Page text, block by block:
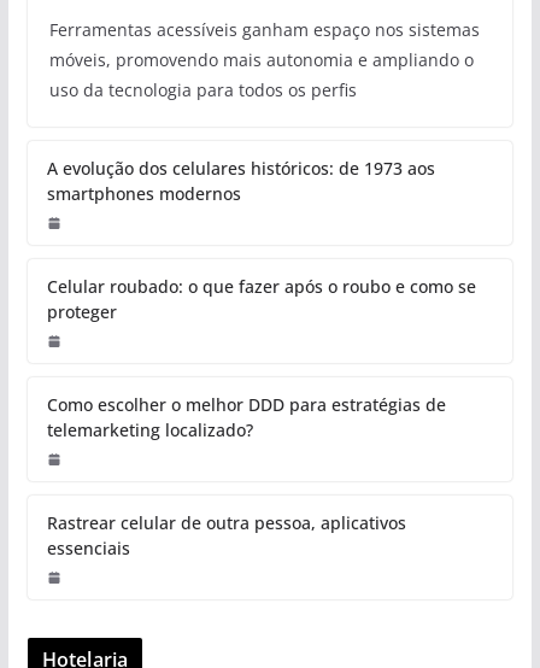
Ferramentas acessíveis ganham espaço nos sistemas
móveis, promovendo mais autonomia e ampliando o
uso da tecnologia para todos os perfis
A evolução dos celulares históricos: de 1973 aos
smartphones modernos
Celular roubado: o que fazer após o roubo e como se
proteger
Como escolher o melhor DDD para estratégias de
telemarketing localizado?
Rastrear celular de outra pessoa, aplicativos
essenciais
Hotelaria